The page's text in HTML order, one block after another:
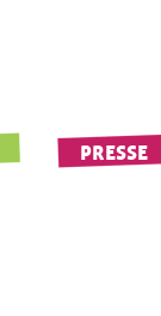
PRESSE